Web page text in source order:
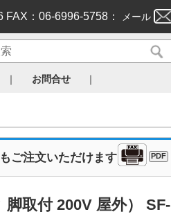
：06-6996-5758： メール
｜ お問合せ ｜
ご注文いただけます PDF
取付 200V 屋外） SF-